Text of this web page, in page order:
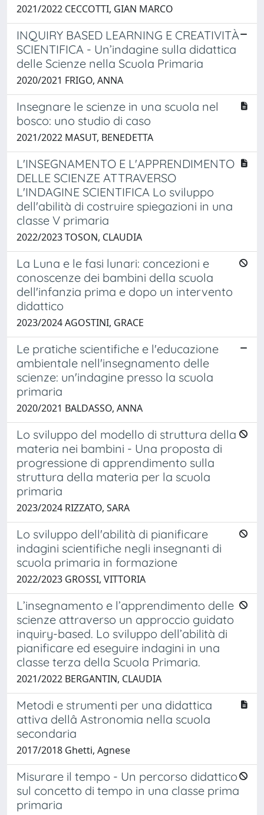
2021/2022 CECCOTTI, GIAN MARCO
INQUIRY BASED LEARNING E CREATIVITÀ
SCIENTIFICA - Un’indagine sulla didattica
delle Scienze nella Scuola Primaria
2020/2021 FRIGO, ANNA
Insegnare le scienze in una scuola nel
bosco: uno studio di caso
2021/2022 MASUT, BENEDETTA
L'INSEGNAMENTO E L'APPRENDIMENTO
DELLE SCIENZE ATTRAVERSO
L'INDAGINE SCIENTIFICA Lo sviluppo
dell'abilità di costruire spiegazioni in una
classe V primaria
2022/2023 TOSON, CLAUDIA
La Luna e le fasi lunari: concezioni e
conoscenze dei bambini della scuola
dell'infanzia prima e dopo un intervento
didattico
2023/2024 AGOSTINI, GRACE
Le pratiche scientifiche e l'educazione
ambientale nell'insegnamento delle
scienze: un'indagine presso la scuola
primaria
2020/2021 BALDASSO, ANNA
Lo sviluppo del modello di struttura della
materia nei bambini - Una proposta di
progressione di apprendimento sulla
struttura della materia per la scuola
primaria
2023/2024 RIZZATO, SARA
Lo sviluppo dell'abilità di pianificare
indagini scientifiche negli insegnanti di
scuola primaria in formazione
2022/2023 GROSSI, VITTORIA
L’insegnamento e l’apprendimento delle
scienze attraverso un approccio guidato
inquiry-based. Lo sviluppo dell’abilità di
pianificare ed eseguire indagini in una
classe terza della Scuola Primaria.
2021/2022 BERGANTIN, CLAUDIA
Metodi e strumenti per una didattica
attiva dellâ Astronomia nella scuola
secondaria
2017/2018 Ghetti, Agnese
Misurare il tempo - Un percorso didattico
sul concetto di tempo in una classe prima
primaria